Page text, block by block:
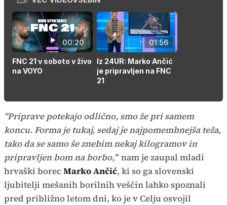
00:20
FNC 21 v soboto v živo
na VOYO
01:56
Iz 24UR: Marko Ančić
je pripravljen na FNC
21
"Priprave potekajo odlično, smo že pri samem
koncu. Forma je tukaj, sedaj je najpomembnejša teža,
tako da se samo še znebim nekaj kilogramov in
pripravljen bom na borbo," nam je zaupal mladi
hrvaški borecMarko Ančić, ki so ga slovenski
ljubitelji mešanih borilnih veščin lahko spoznali
pred približno letom dni, ko je v Celju osvojil